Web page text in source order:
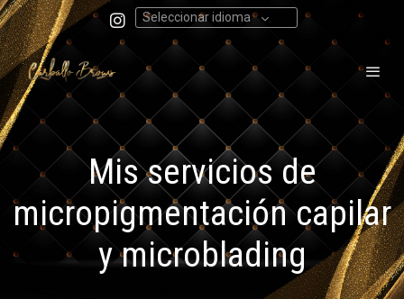
Seleccionar idioma
Mis servicios de
micropigmentación capilar
y microblading